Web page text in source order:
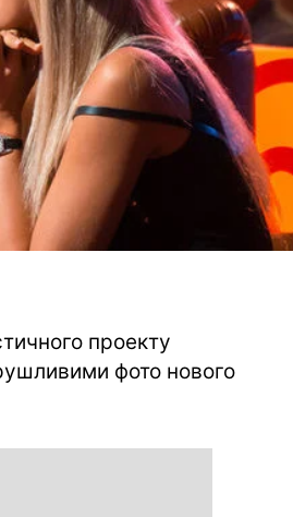
проекту
фото нового